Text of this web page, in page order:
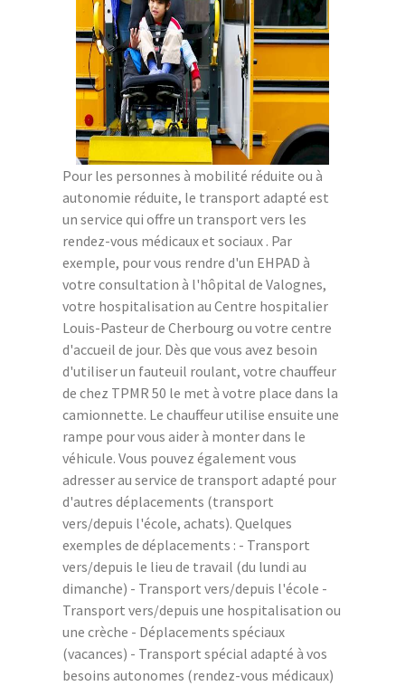
Pour les personnes à mobilité réduite ou à
autonomie réduite, le transport adapté est
un service qui offre un transport vers les
rendez-vous médicaux et sociaux . Par
exemple, pour vous rendre d'un EHPAD à
votre consultation à l'hôpital de Valognes,
votre hospitalisation au Centre hospitalier
Louis-Pasteur de Cherbourg ou votre centre
d'accueil de jour. Dès que vous avez besoin
d'utiliser un fauteuil roulant, votre chauffeur
de chez TPMR 50 le met à votre place dans la
camionnette. Le chauffeur utilise ensuite une
rampe pour vous aider à monter dans le
véhicule. Vous pouvez également vous
adresser au service de transport adapté pour
d'autres déplacements (transport
vers/depuis l'école, achats). Quelques
exemples de déplacements : - Transport
vers/depuis le lieu de travail (du lundi au
dimanche) - Transport vers/depuis l'école -
Transport vers/depuis une hospitalisation ou
une crèche - Déplacements spéciaux
(vacances) - Transport spécial adapté à vos
besoins autonomes (rendez-vous médicaux)